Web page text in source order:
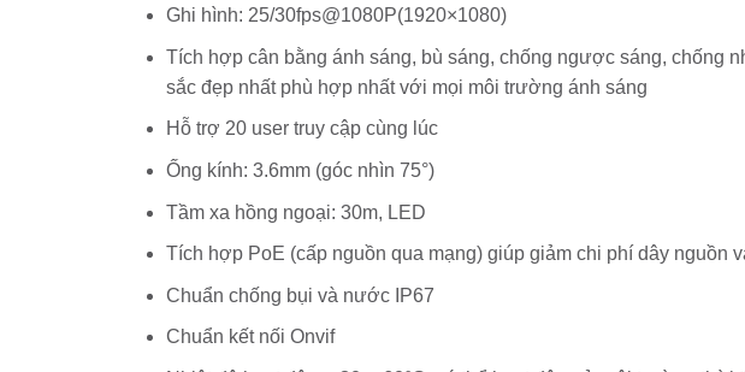
Ghi hình: 25/30fps@1080P(1920×1080)
Tích hợp cân bằng ánh sáng, bù sáng, chống ngược sáng, chống
sắc đẹp nhất phù hợp nhất với mọi môi trường ánh sáng
Hỗ trợ 20 user truy cập cùng lúc
Ống kính: 3.6mm (góc nhìn 75°)
Tầm xa hồng ngoại: 30m, LED
Tích hợp PoE (cấp nguồn qua mạng) giúp giảm chi phí dây nguồn
Chuẩn chống bụi và nước IP67
Chuẩn kết nối Onvif